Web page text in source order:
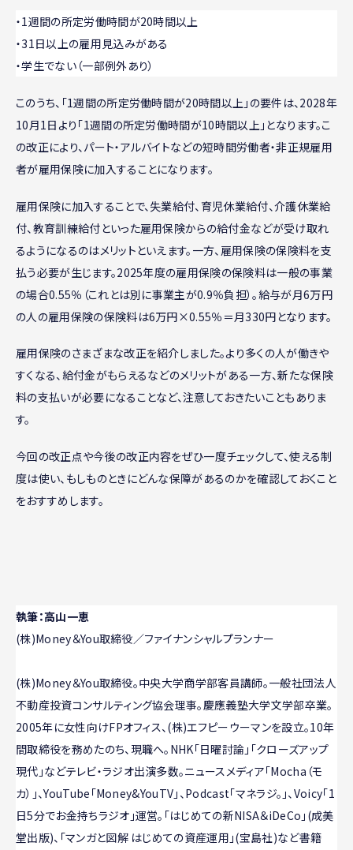
・1週間の所定労働時間が20時間以上
・31日以上の雇用見込みがある
・学生でない（一部例外あり）
このうち、「1週間の所定労働時間が20時間以上」の要件は、2028年
10月1日より「1週間の所定労働時間が10時間以上」となります。こ
の改正により、パート・アルバイトなどの短時間労働者・非正規雇用
者が雇用保険に加入することになります。
雇用保険に加入することで、失業給付、育児休業給付、介護休業給
付、教育訓練給付といった雇用保険からの給付金などが受け取れ
るようになるのはメリットといえます。一方、雇用保険の保険料を支
払う必要が生じます。2025年度の雇用保険の保険料は一般の事業
の場合0.55％（これとは別に事業主が0.9％負担）。給与が月6万円
の人の雇用保険の保険料は6万円×0.55％＝月330円となります。
雇用保険のさまざまな改正を紹介しました。より多くの人が働きや
すくなる、給付金がもらえるなどのメリットがある一方、新たな保険
料の支払いが必要になることなど、注意しておきたいこともありま
す。
今回の改正点や今後の改正内容をぜひ一度チェックして、使える制
度は使い、もしものときにどんな保障があるのかを確認しておくこと
をおすすめします。
執筆：高山一恵
(株)Money＆You取締役／ファイナンシャルプランナー
(株)Money＆You取締役。中央大学商学部客員講師。一般社団法人
不動産投資コンサルティング協会理事。慶應義塾大学文学部卒業。
2005年に女性向けFPオフィス、(株)エフピーウーマンを設立。10年
間取締役を務めたのち、現職へ。NHK「日曜討論」「クローズアップ
現代」などテレビ・ラジオ出演多数。ニュースメディア「Mocha（モ
カ）」、YouTube「Money&YouTV」、Podcast「マネラジ。」、Voicy「1
日5分でお金持ちラジオ」運営。「はじめての新NISA＆iDeCo」(成美
堂出版)、「マンガと図解 はじめての資産運用」(宝島社)など書籍